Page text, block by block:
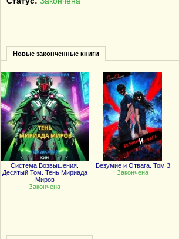
Новые законченные книги
Система Возвышения.
Десятый Том. Тень Мириада
Миров
Закончена
Безумие и Отвага. Том 3
Закончена